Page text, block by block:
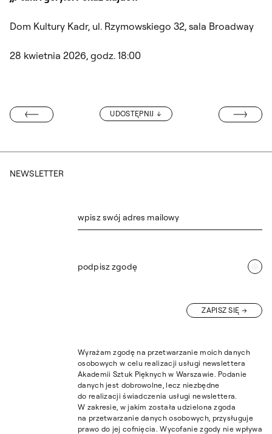
Dom Kultury Kadr, ul. Rzymowskiego 32, sala Broadway
28 kwietnia 2026, godz. 18:00
UDOSTĘPNIJ
PRZEZ ZAIKS
SPOTKANIE Z
NEWSLETTER
wpisz swój adres mailowy
podpisz zgodę
ZAPISZ SIĘ
Wyrażam zgodę na przetwarzanie moich danych
osobowych w celu realizacji usługi newslettera
Akademii Sztuk Pięknych w Warszawie. Podanie
danych jest dobrowolne, lecz niezbędne
do realizacji świadczenia usługi newslettera.
W zakresie, w jakim została udzielona zgoda
na przetwarzanie danych osobowych, przysługuje
prawo do jej cofnięcia. Wycofanie zgody nie wpływa